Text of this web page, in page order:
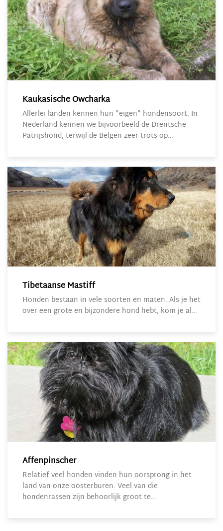
Kaukasische Owcharka
Allerlei landen kennen hun "eigen" hondensoort. In
Nederland kennen we bijvoorbeeld de Drentsche
Patrijshond, terwijl de Belgen zeer trots op…
Tibetaanse Mastiff
Honden bestaan in vele soorten en maten. Als je het
over een grote en bijzondere hond hebt, kom je al…
Affenpinscher
Relatief veel honden vinden hun oorsprong in het
land van onze oosterburen. Veel van die
hondenrassen zijn behoorlijk groot te…